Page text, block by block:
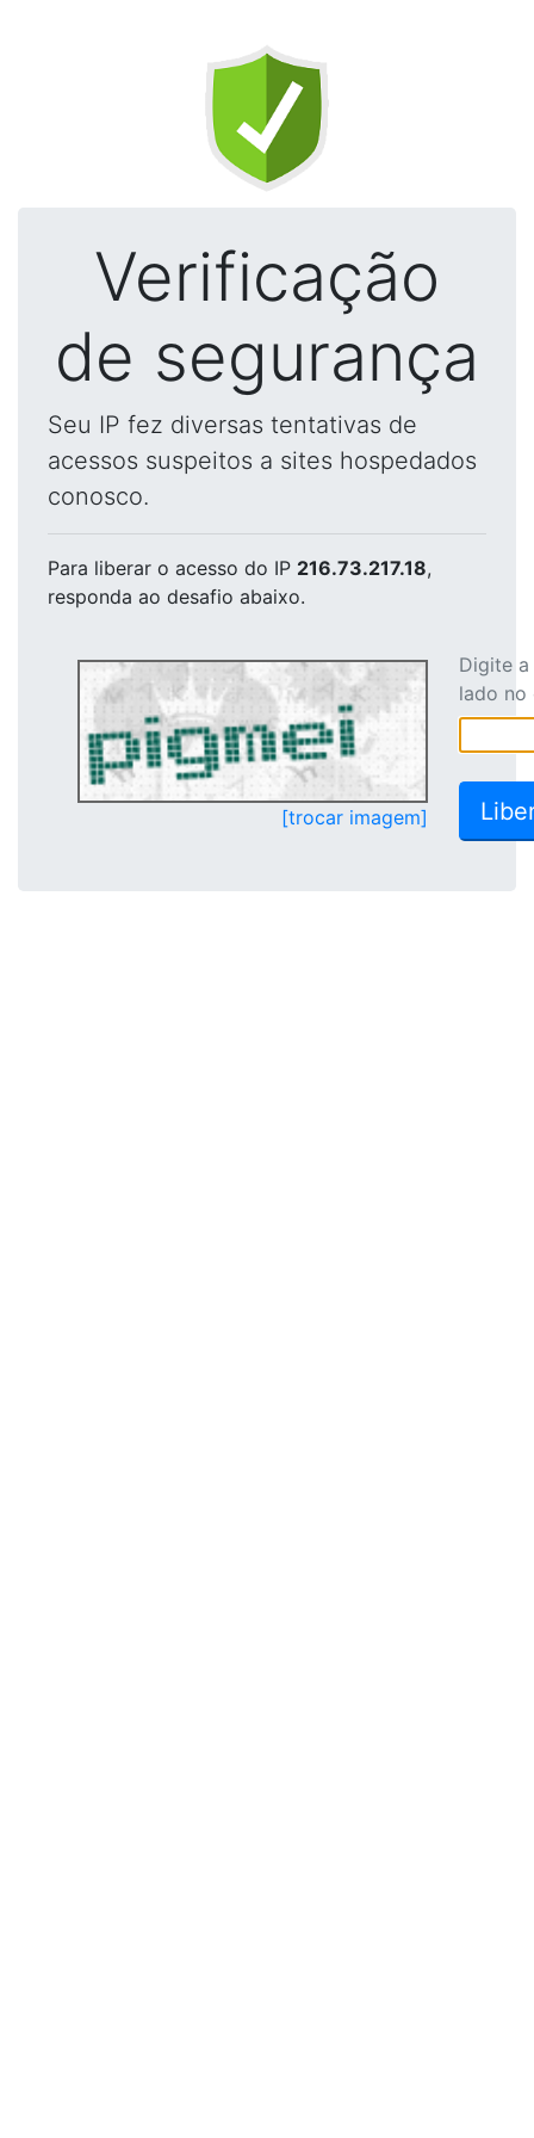
Verificação
de segurança
Seu IP fez diversas tentativas de
acessos suspeitos a sites hospedados
conosco.
Para liberar o acesso do IP 216.73.217.18,
responda ao desafio abaixo.
[trocar imagem]
Digite
lado no